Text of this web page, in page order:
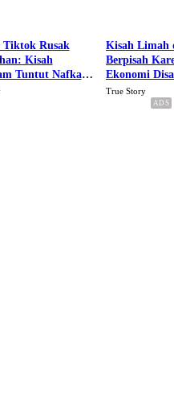
Tiktok Rusak
Kisah
Tuntut Nafkah
Perbulan
Kisah Limah
Berpisah
Ekonomi
Karena Cinta
True Story